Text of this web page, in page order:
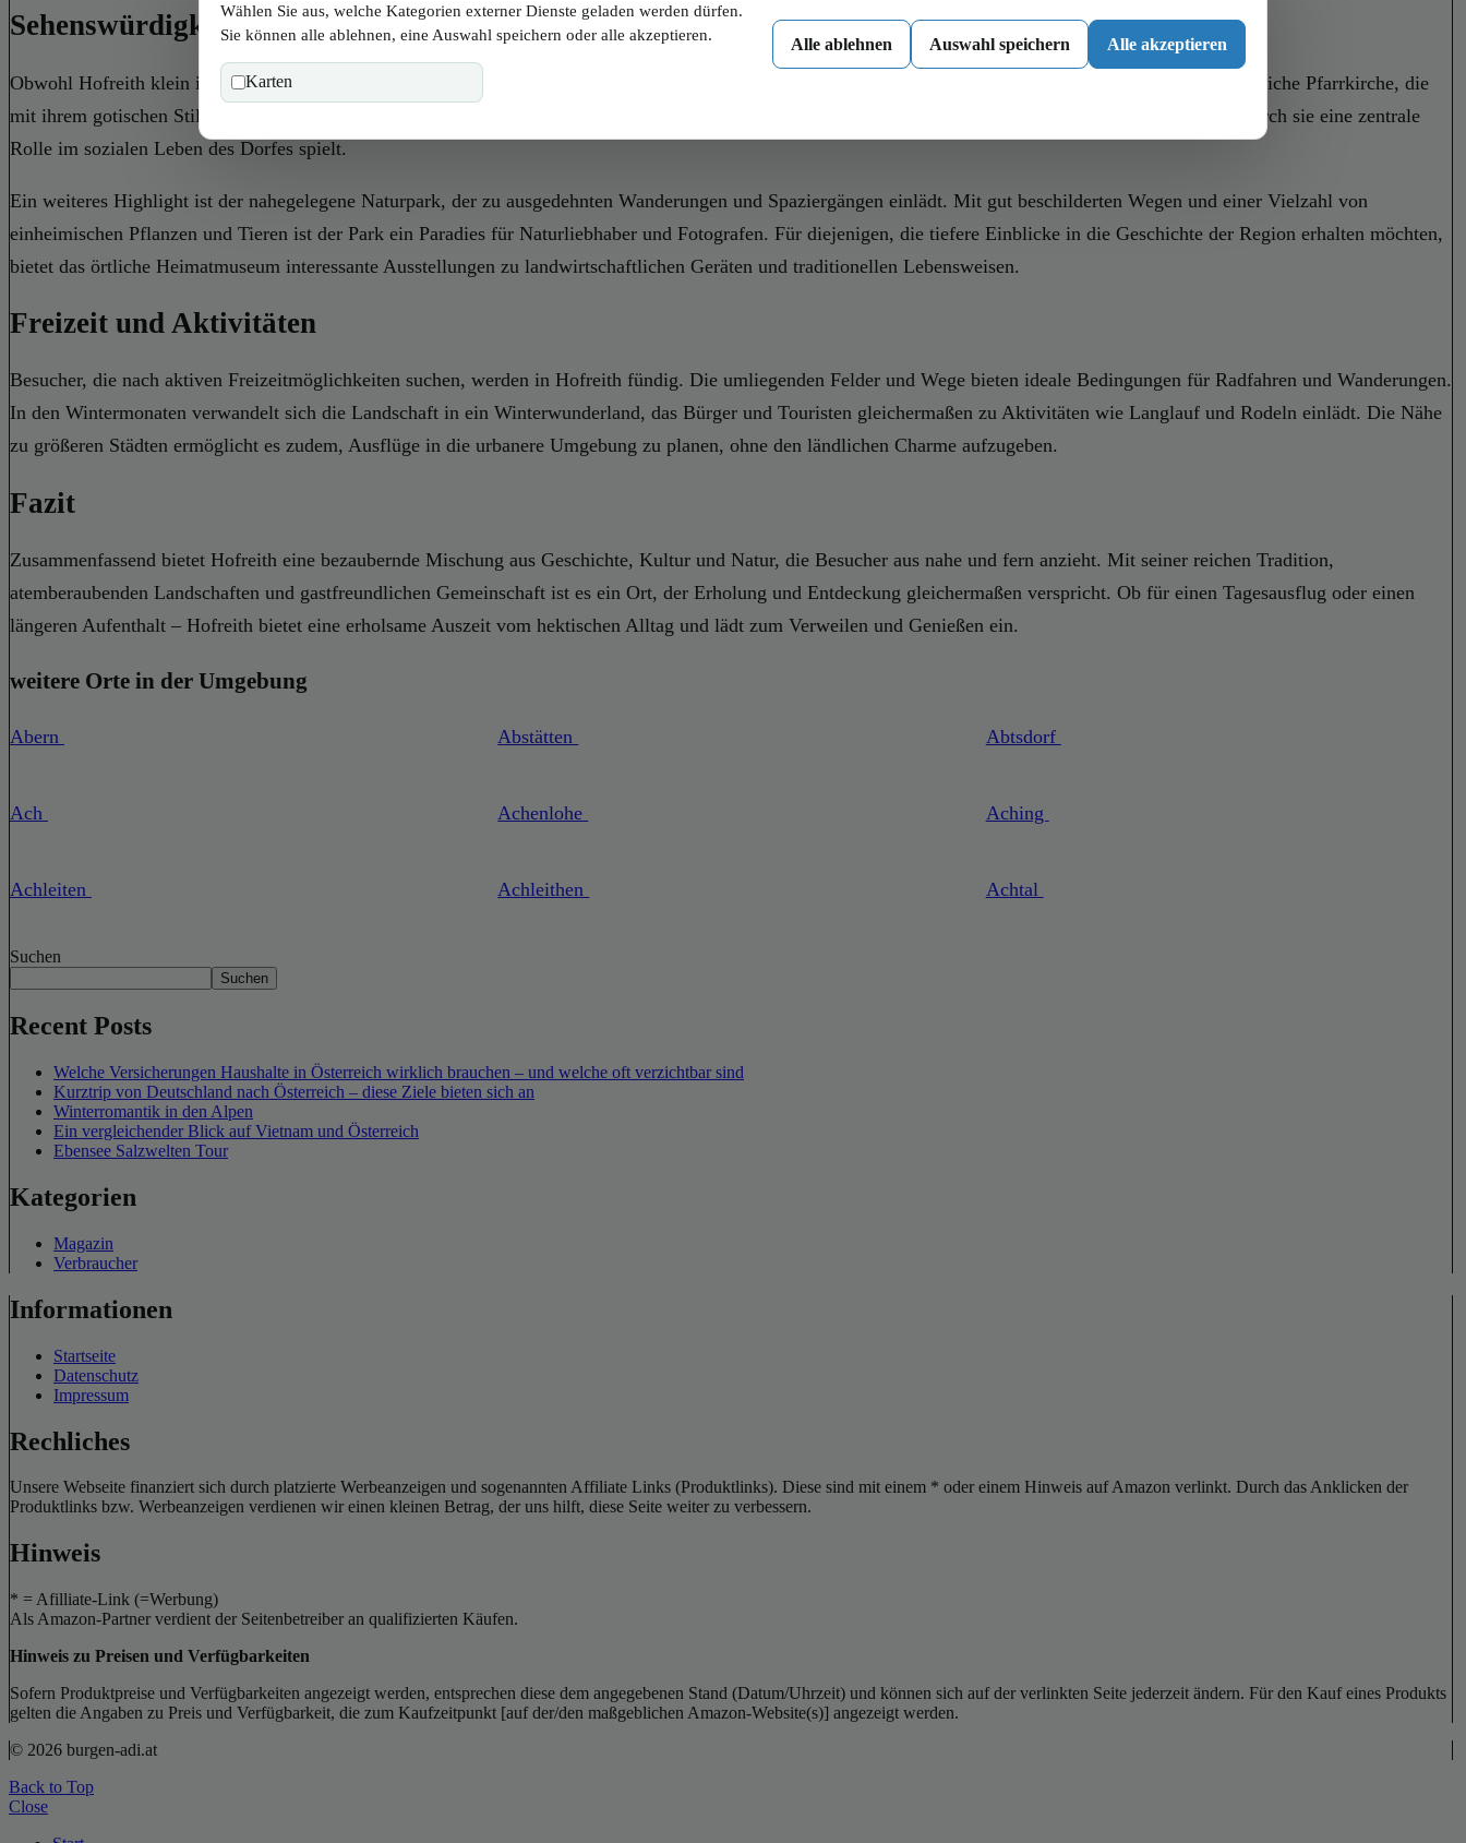
Sehenswürdigkeiten in Hofreith
Obwohl Hofreith klein ist, gibt es dennoch einige bemerkenswerte Sehenswürdigkeiten, die Besucher erkunden können. Eine der Hauptattraktionen ist die örtliche Pfarrkirche, die
mit ihrem gotischen Stil und beeindruckenden Altären beeindruckt. Die Kirche ist auch ein Zentrum für religiöse Feiern und Gemeindeversammlungen, wodurch sie eine zentrale
Rolle im sozialen Leben des Dorfes spielt.
Ein weiteres Highlight ist der nahegelegene Naturpark, der zu ausgedehnten Wanderungen und Spaziergängen einlädt. Mit gut beschilderten Wegen und einer Vielzahl von
einheimischen Pflanzen und Tieren ist der Park ein Paradies für Naturliebhaber und Fotografen. Für diejenigen, die tiefere Einblicke in die Geschichte der Region erhalten möchten,
bietet das örtliche Heimatmuseum interessante Ausstellungen zu landwirtschaftlichen Geräten und traditionellen Lebensweisen.
Freizeit und Aktivitäten
Besucher, die nach aktiven Freizeitmöglichkeiten suchen, werden in Hofreith fündig. Die umliegenden Felder und Wege bieten ideale Bedingungen für Radfahren und Wanderungen.
In den Wintermonaten verwandelt sich die Landschaft in ein Winterwunderland, das Bürger und Touristen gleichermaßen zu Aktivitäten wie Langlauf und Rodeln einlädt. Die Nähe
zu größeren Städten ermöglicht es zudem, Ausflüge in die urbanere Umgebung zu planen, ohne den ländlichen Charme aufzugeben.
Fazit
Zusammenfassend bietet Hofreith eine bezaubernde Mischung aus Geschichte, Kultur und Natur, die Besucher aus nahe und fern anzieht. Mit seiner reichen Tradition,
atemberaubenden Landschaften und gastfreundlichen Gemeinschaft ist es ein Ort, der Erholung und Entdeckung gleichermaßen verspricht. Ob für einen Tagesausflug oder einen
längeren Aufenthalt – Hofreith bietet eine erholsame Auszeit vom hektischen Alltag und lädt zum Verweilen und Genießen ein.
weitere Orte in der Umgebung
Abern Abstätten Abtsdorf
Ach Achenlohe Aching
Achleiten Achleithen Achtal
Suchen
Suchen
Recent Posts
Welche Versicherungen Haushalte in Österreich wirklich brauchen – und welche oft verzichtbar sind
Kurztrip von Deutschland nach Österreich – diese Ziele bieten sich an
Winterromantik in den Alpen
Ein vergleichender Blick auf Vietnam und Österreich
Ebensee Salzwelten Tour
Kategorien
Magazin
Verbraucher
Informationen
Startseite
Datenschutz
Impressum
Rechliches
Unsere Webseite finanziert sich durch platzierte Werbeanzeigen und sogenannten Affiliate Links (Produktlinks). Diese sind mit einem * oder einem Hinweis auf Amazon verlinkt. Durch das Anklicken der
Produktlinks bzw. Werbeanzeigen verdienen wir einen kleinen Betrag, der uns hilft, diese Seite weiter zu verbessern.
Hinweis
* = Afilliate-Link (=Werbung)
Als Amazon-Partner verdient der Seitenbetreiber an qualifizierten Käufen.
Hinweis zu Preisen und Verfügbarkeiten
Sofern Produktpreise und Verfügbarkeiten angezeigt werden, entsprechen diese dem angegebenen Stand (Datum/Uhrzeit) und können sich auf der verlinkten Seite jederzeit ändern. Für den Kauf eines Produkts
gelten die Angaben zu Preis und Verfügbarkeit, die zum Kaufzeitpunkt [auf der/den maßgeblichen Amazon-Website(s)] angezeigt werden.
© 2026 burgen-adi.at
Back to Top
Close
Wählen Sie aus, welche Kategorien externer Dienste geladen werden dürfen.
Sie können alle ablehnen, eine Auswahl speichern oder alle akzeptieren.
Karten
Alle ablehnen Auswahl speichern Alle akzeptieren